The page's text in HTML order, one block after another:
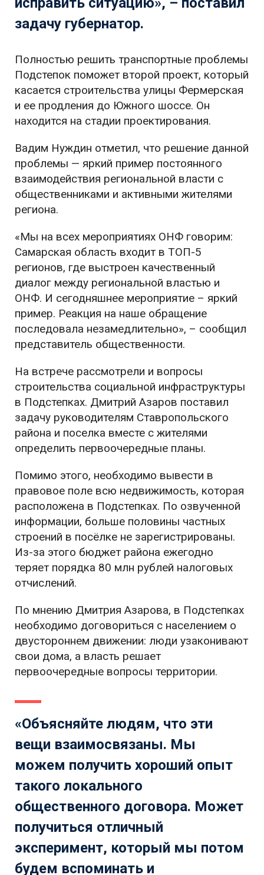
задачу губернатор.
Полностью решить транспортные проблемы
Подстепок поможет второй проект, который
касается строительства улицы Фермерская
и ее продления до Южного шоссе. Он
находится на стадии проектирования.
Вадим Нуждин отметил, что решение данной
проблемы — яркий пример постоянного
взаимодействия региональной власти с
общественниками и активными жителями
региона.
«Мы на всех мероприятиях ОНФ говорим:
Самарская область входит в ТОП-5
регионов, где выстроен качественный
диалог между региональной властью и
ОНФ. И сегодняшнее мероприятие – яркий
пример. Реакция на наше обращение
последовала незамедлительно», – сообщил
представитель общественности.
На встрече рассмотрели и вопросы
строительства социальной инфраструктуры
в Подстепках. Дмитрий Азаров поставил
задачу руководителям Ставропольского
района и поселка вместе с жителями
определить первоочередные планы.
Помимо этого, необходимо вывести в
правовое поле всю недвижимость, которая
расположена в Подстепках. По озвученной
информации, больше половины частных
строений в посёлке не зарегистрированы.
Из-за этого бюджет района ежегодно
теряет порядка 80 млн рублей налоговых
отчислений.
По мнению Дмитрия Азарова, в Подстепках
необходимо договориться с населением о
двустороннем движении: люди узаконивают
свои дома, а власть решает
первоочередные вопросы территории.
«Объясняйте людям, что эти
вещи взаимосвязаны. Мы
можем получить хороший опыт
такого локального
общественного договора. Может
получиться отличный
эксперимент, который мы потом
будем вспоминать и